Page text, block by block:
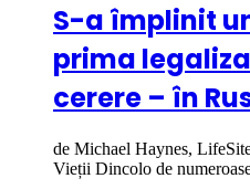
S-a împlinit
prima
cerere – în
de Michael Haynes,
Vieții Dincolo de